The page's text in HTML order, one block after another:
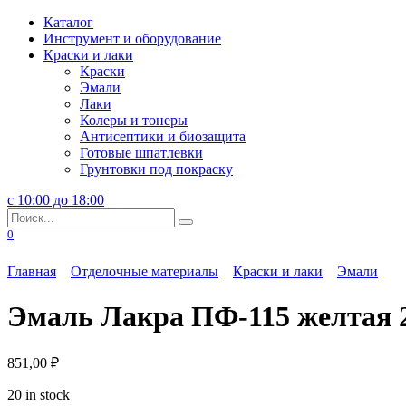
Перейти
содержанию
Каталог
Инструмент и оборудование
Краски и лаки
Краски
Эмали
Лаки
Колеры и тонеры
Антисептики и биозащита
Готовые шпатлевки
Грунтовки под покраску
с 10:00 до 18:00
Search
for:
0
Главная Отделочные материалы Краски и лаки Эмали
Эмаль Лакра ПФ-115 желтая
851,00 ₽
20 in stock